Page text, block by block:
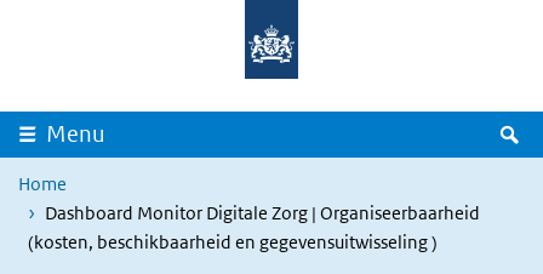
Overslaan en naar de inhoud gaan
Menu
Home
Dashboard Monitor Digitale Zorg | Organiseerbaarheid
(kosten, beschikbaarheid en gegevensuitwisseling )